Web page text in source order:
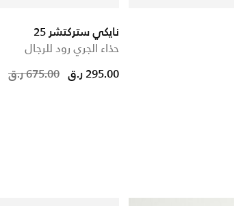
نايكي ستركتشر 25
حذاء الجري رود للرجال
Price reduced from 675.00 ر.ق to
295.00 ر.ق